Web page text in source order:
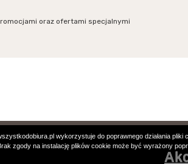
oraz ofertami specjalnymi
w PLN. Wszystkie zamówienie podlegają Ogólnym
Warunkom Sprzedaży.
wykorzystuje do poprawnego działania pliki
zgody na instalację plików cookie może być wyrażony